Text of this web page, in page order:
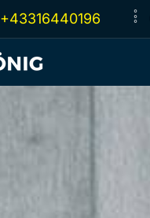
+43316440196